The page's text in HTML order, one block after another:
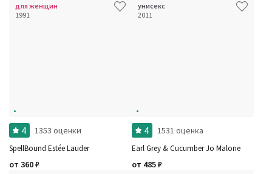
для женщин
1991
4 1353 оценки
SpellBound Estée Lauder
от 360₽
унисекс
2011
4 1531 оценка
Earl Grey & Cucumber Jo Malone
от 485₽